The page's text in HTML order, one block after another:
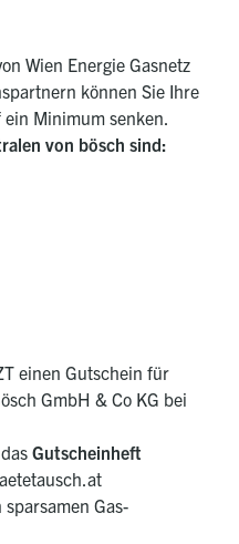
Wien Energie Gasnetz
können Sie Ihre
Minimum senken.
von bösch sind:
einen Gutschein für
GmbH & Co KG bei
Gutscheinheft
sparsamen Gas-